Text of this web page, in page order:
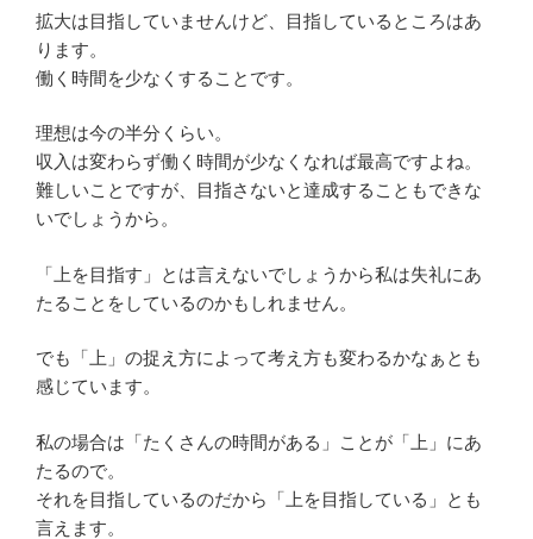
拡大は目指していませんけど、目指しているところはあ
ります。
働く時間を少なくすることです。
理想は今の半分くらい。
収入は変わらず働く時間が少なくなれば最高ですよね。
難しいことですが、目指さないと達成することもできな
いでしょうから。
「上を目指す」とは言えないでしょうから私は失礼にあ
たることをしているのかもしれません。
でも「上」の捉え方によって考え方も変わるかなぁとも
感じています。
私の場合は「たくさんの時間がある」ことが「上」にあ
たるので。
それを目指しているのだから「上を目指している」とも
言えます。